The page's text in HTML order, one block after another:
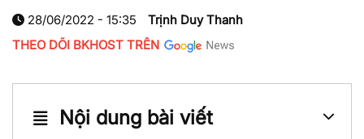
28/06/2022 - 15:35
Trịnh Duy Thanh
THEO DÕI BKHOST TRÊN
Nội dung bài viết